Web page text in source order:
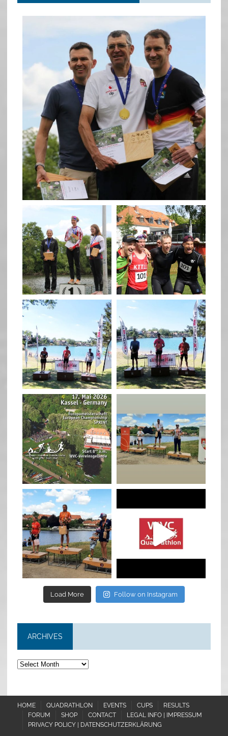
quadrathlon
May 26
quadrathlon
May 26
quadrathlon
May 3 May 3
quadrathlon
Jan 27
quadrathlon
Jul 6
Load More Follow on Instagram
ARCHIVES
Archives
HOME QUADRATHLON EVENTS CUPS
RESULTS
FORUM
SHOP CONTACT
LEGAL INFO | IMPRESSUM
PRIVACY POLICY | DATENSCHUTZERKLÄRUNG